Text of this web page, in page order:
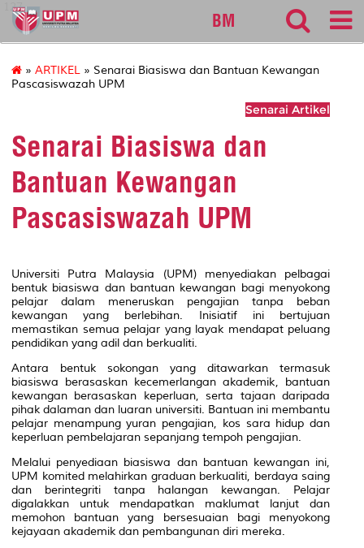
127
BM
» ARTIKEL » Senarai Biasiswa dan Bantuan Kewangan
Pascasiswazah UPM
Senarai Artikel
Senarai Biasiswa dan
Bantuan Kewangan
Pascasiswazah UPM
Universiti Putra Malaysia (UPM) menyediakan pelbagai
bentuk biasiswa dan bantuan kewangan bagi menyokong
pelajar dalam meneruskan pengajian tanpa beban
kewangan yang berlebihan. Inisiatif ini bertujuan
memastikan semua pelajar yang layak mendapat peluang
pendidikan yang adil dan berkualiti.
Antara bentuk sokongan yang ditawarkan termasuk
biasiswa berasaskan kecemerlangan akademik, bantuan
kewangan berasaskan keperluan, serta tajaan daripada
pihak dalaman dan luaran universiti. Bantuan ini membantu
pelajar menampung yuran pengajian, kos sara hidup dan
keperluan pembelajaran sepanjang tempoh pengajian.
Melalui penyediaan biasiswa dan bantuan kewangan ini,
UPM komited melahirkan graduan berkualiti, berdaya saing
dan berintegriti tanpa halangan kewangan. Pelajar
digalakkan untuk mendapatkan maklumat lanjut dan
memohon bantuan yang bersesuaian bagi menyokong
kejayaan akademik dan pembangunan diri mereka.